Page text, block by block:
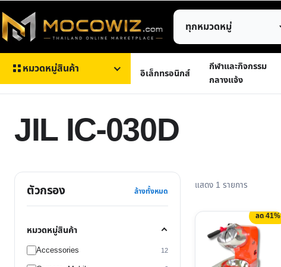
ไป
ยัง
เนื้อหา
ค้นหา
สินค้า
หมวดหมู่สินค้า อิเล็กทรอนิกส์
กีฬาและกิจกรรม
กลางแจ้ง
JIL IC-030D
ตัวกรอง ล้างทั้งหมด
หมวดหมู่สินค้า
Accessories 12
แสดง 1 รายการ
ลด 41%